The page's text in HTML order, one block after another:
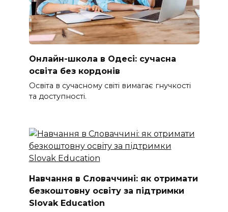
Онлайн-школа в Одесі: сучасна
освіта без кордонів
Освіта в сучасному світі вимагає гнучкості
та доступності.
Навчання в Словаччині: як отримати
безкоштовну освіту за підтримки
Slovak Education